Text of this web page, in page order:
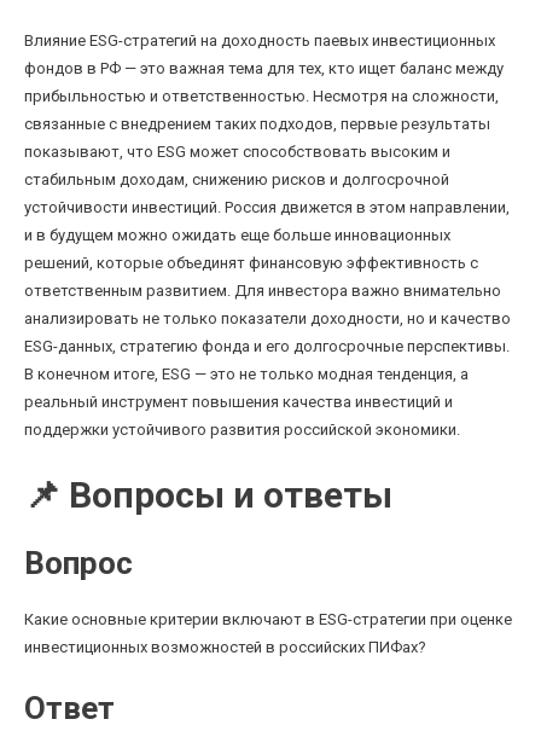
Влияние ESG-стратегий на доходность паевых инвестиционных
фондов в РФ — это важная тема для тех, кто ищет баланс между
прибыльностью и ответственностью. Несмотря на сложности,
связанные с внедрением таких подходов, первые результаты
показывают, что ESG может способствовать высоким и
стабильным доходам, снижению рисков и долгосрочной
устойчивости инвестиций. Россия движется в этом направлении,
и в будущем можно ожидать еще больше инновационных
решений, которые объединят финансовую эффективность с
ответственным развитием. Для инвестора важно внимательно
анализировать не только показатели доходности, но и качество
ESG-данных, стратегию фонда и его долгосрочные перспективы.
В конечном итоге, ESG — это не только модная тенденция, а
реальный инструмент повышения качества инвестиций и
поддержки устойчивого развития российской экономики.
📌 Вопросы и ответы
Вопрос
Какие основные критерии включают в ESG-стратегии при оценке
инвестиционных возможностей в российских ПИФах?
Ответ